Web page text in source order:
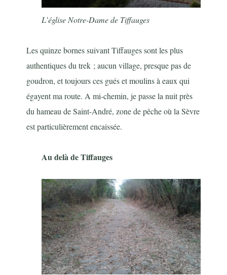
L’église Notre-Dame de Tiffauges
Les quinze bornes suivant Tiffauges sont les plus
authentiques du trek ; aucun village, presque pas de
goudron, et toujours ces gués et moulins à eaux qui
égayent ma route. A mi-chemin, je passe la nuit près
du hameau de Saint-André, zone de pêche où la Sèvre
est particulièrement encaissée.
Au delà de Tiffauges